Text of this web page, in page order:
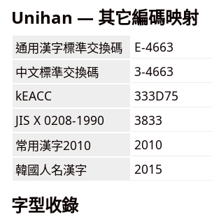
Unihan — 其它編碼映射
通用漢字標準交換碼
E-4663
中文標準交換碼
3-4663
kEACC
333D75
JIS X 0208-1990
3833
常用漢字2010
2010
韓國人名漢字
2015
字型收錄